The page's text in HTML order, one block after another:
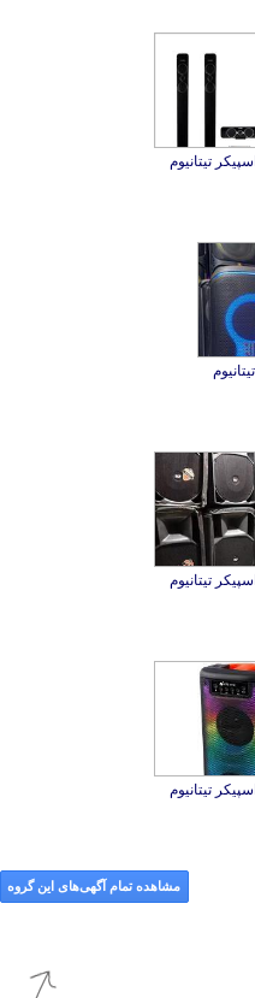
تیتانیوم
تیتانیوم
تیتانیوم
مشاهده تمام آگهی‌های این گروه